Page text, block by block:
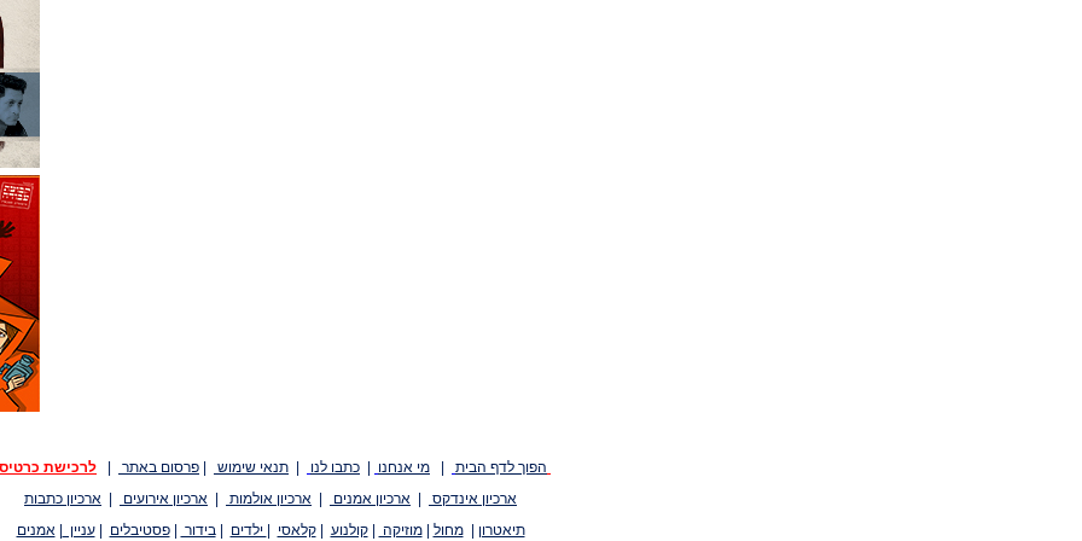
הפוך לדף הבית מי אנחנו כתבו לנו תנאי שימוש פרסום באתר
לרכישת
ארכיון אינדקס
ארכיון אמנים ארכיון אולמות ארכיון אירועים
ארכיון כתבות
תיאטרון
|מחול |מוזיקה |קולנוע |קלאסי ילדים |בידור |פסטיבלים |עניין |אמנים